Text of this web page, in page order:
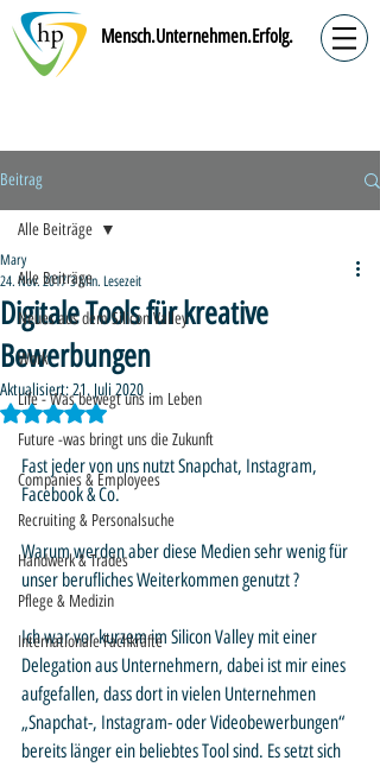
Mensch.Unternehmen.Erfolg.
Beitrag
Alle Beiträge
Neues aus dem Silicon Valley
Work
Life - Was bewegt uns im Leben
Future -was bringt uns die Zukunft
Companies & Employees
Recruiting & Personalsuche
Handwerk & Trades
Pflege & Medizin
Internationale Fachkräfte
Alle Beiträge
Digitale Tools für kreative
Bewerbungen
Mary
24. Nov. 2017 3 Min. Lesezeit
Aktualisiert:21. Juli 2020
Mit NaN von 5 Sternen bewertet.
Fast jeder von uns nutzt Snapchat, Instagram,
Facebook & Co.
Warum werden aber diese Medien sehr wenig für
unser berufliches Weiterkommen genutzt ?
Ich war vor kurzem im Silicon Valley mit einer
Delegation aus Unternehmern, dabei ist mir eines
aufgefallen, dass dort in vielen Unternehmen
„Snapchat-, Instagram- oder Videobewerbungen“
bereits länger ein beliebtes Tool sind. Es setzt sich